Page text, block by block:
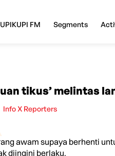
FM Segments
tikus’ melintas
Info X Reporters
awam supaya berhenti
diingini berlaku.